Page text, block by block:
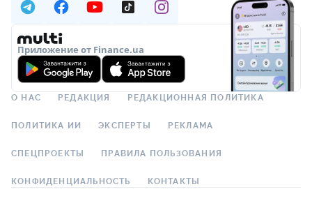
Приложение от Finance.ua
О НАС РЕДАКЦИЯ РЕДАКЦИОННАЯ ПОЛИТИКА
ПОЛИТИКА ИИ ЭКСПЕРТЫ РЕКЛАМА
СПЕЦПРОЕКТЫ ПРАВИЛА ПОЛЬЗОВАНИЯ
КОНФИДЕНЦИАЛЬНОСТЬ КОНТАКТЫ